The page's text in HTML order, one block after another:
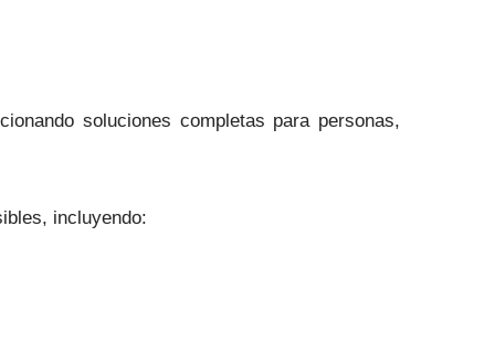
soluciones completas para personas,
incluyendo: